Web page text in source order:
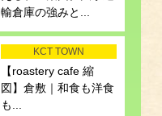
輸倉庫の強みと...
KCT TOWN
【roastery cafe 縮
図】倉敷｜和食も洋食
も...